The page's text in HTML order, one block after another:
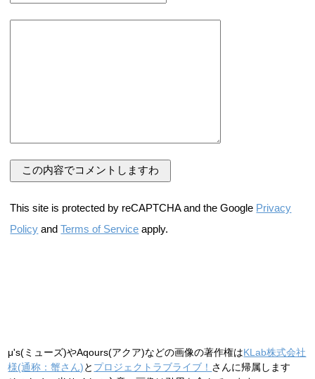
This site is protected by reCAPTCHA and the Google Privacy
Policy andTerms of Service apply.
μ's(ミューズ)やAqours(アクア)などの画像の著作権はKLab株式会社
様(通称：蟹さん)と プロジェクトラブライブ！ さんに帰属します